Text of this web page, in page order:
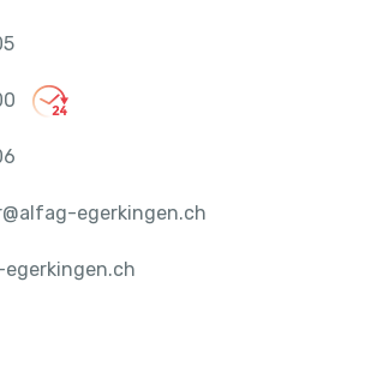
egerkingen.ch